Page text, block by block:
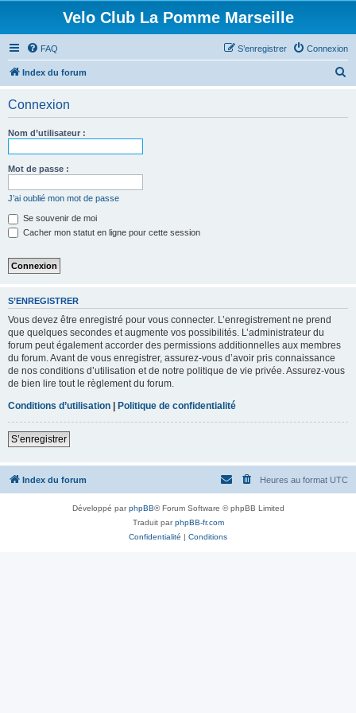
Velo Club La Pomme Marseille
FAQ Connexion
S’enregistrer
Index du forum
Connexion
Nom d’utilisateur :
Mot de passe :
J’ai oublié mon mot de passe
Se souvenir de moi
Cacher mon statut en ligne pour cette session
S’ENREGISTRER
Vous devez être enregistré pour vous connecter. L’enregistrement ne prend
que quelques secondes et augmente vos possibilités. L’administrateur du
forum peut également accorder des permissions additionnelles aux membres
du forum. Avant de vous enregistrer, assurez-vous d’avoir pris connaissance
de nos conditions d’utilisation et de notre politique de vie privée. Assurez-vous
de bien lire tout le règlement du forum.
Conditions d’utilisation | Politique de confidentialité
S’enregistrer
Index du forum Heures au format UTC
Développé parphpBB® Forum Software © phpBB Limited
Traduit parphpBB-fr.com
Confidentialité | Conditions